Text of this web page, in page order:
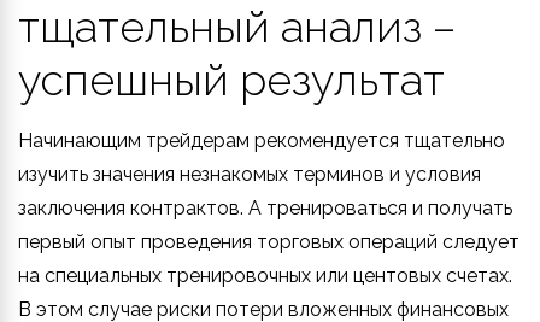
тщательный анализ –
успешный результат
Начинающим трейдерам рекомендуется тщательно
изучить значения незнакомых терминов и условия
заключения контрактов. А тренироваться и получать
первый опыт проведения торговых операций следует
на специальных тренировочных или центовых счетах.
В этом случае риски потери вложенных финансовых